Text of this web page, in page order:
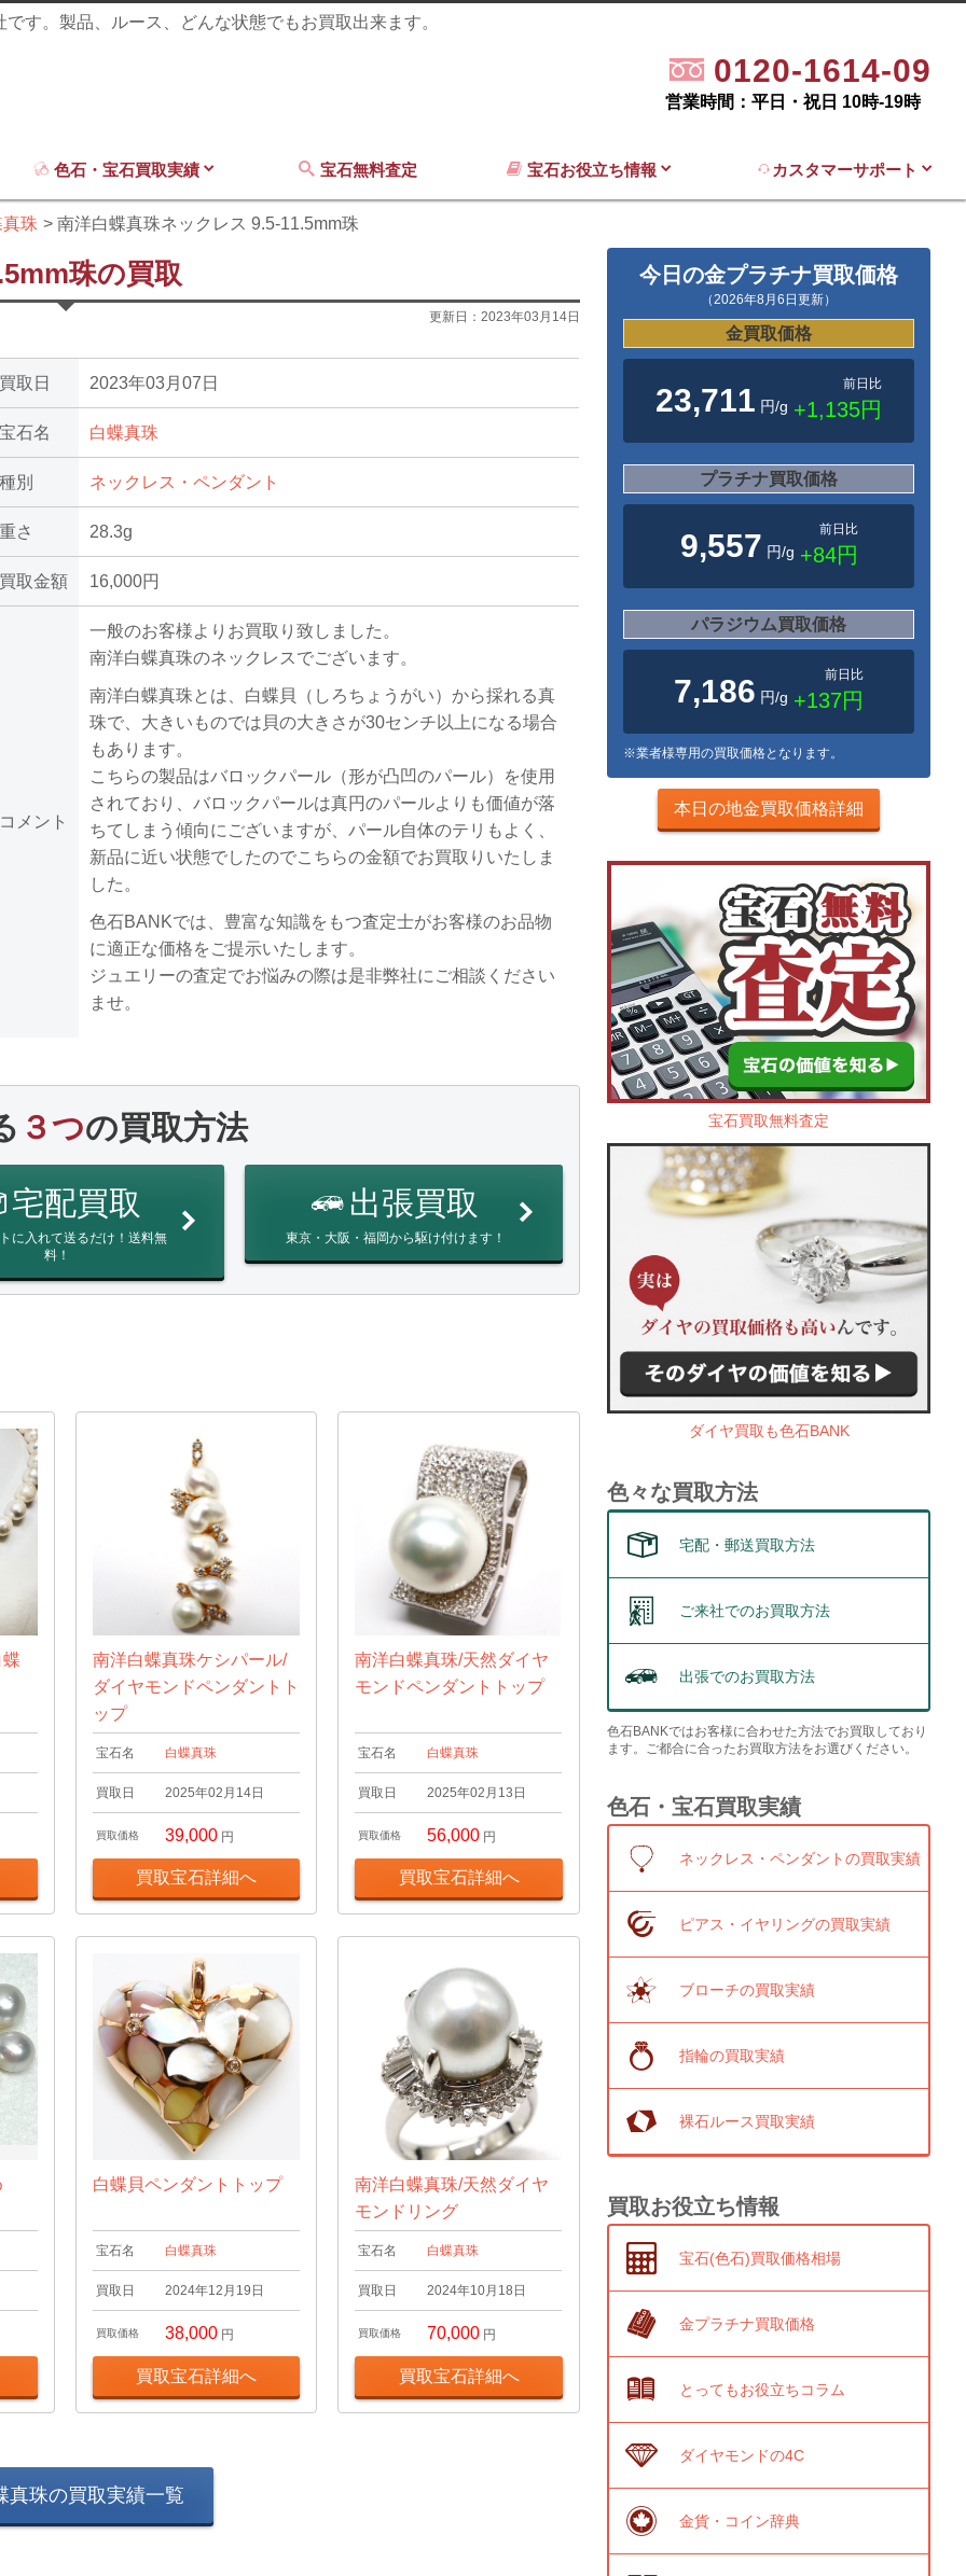
す。製品、ルース、どんな状態でもお買取出来ます。
0120-1614-09
営業時間：平日・祝日 10時-19時
色石・宝石買取実績 宝石無料査定 宝石お役立ち情報 カスタマーサポート
珠 南洋白蝶真珠ネックレス 9.5-11.5mm珠
珠の買取
更新日： 2023年03月14日
買取日 2023年03月07日
宝石名 白蝶真珠
種別 ネックレス・ペンダント
重さ 28.3g
買取金額 16,000円
コメント
一般のお客様よりお買取り致しました。
南洋白蝶真珠のネックレスでございます。
南洋白蝶真珠とは、白蝶貝（しろちょうがい）から採れる真
珠で、大きいものでは貝の大きさが30センチ以上になる場合
もあります。
こちらの製品はバロックパール（形が凸凹のパール）を使用
されており、バロックパールは真円のパールよりも価値が落
ちてしまう傾向にございますが、パール自体のテリもよく、
新品に近い状態でしたのでこちらの金額でお買取りいたしま
した。
色石BANKでは、豊富な知識をもつ査定士がお客様のお品物
に適正な価格をご提示いたします。
ジュエリーの査定でお悩みの際は是非弊社にご相談ください
ませ。
３つの買取方法
宅配買取
に入れて送るだけ！送料無
料！
出張買取
東京・大阪・福岡から駆け付けます！
南洋白蝶真珠ケシパール/
ダイヤモンドペンダントト
ップ
宝石名 白蝶真珠
買取日 2025年02月14日
買取価格 39,000 円
買取宝石詳細へ
南洋白蝶真珠/天然ダイヤ
モンドペンダントトップ
宝石名 白蝶真珠
買取日 2025年02月13日
買取価格 56,000 円
買取宝石詳細へ
白蝶貝ペンダントトップ
宝石名 白蝶真珠
買取日 2024年12月19日
買取価格 38,000 円
買取宝石詳細へ
南洋白蝶真珠/天然ダイヤ
モンドリング
宝石名 白蝶真珠
買取日 2024年10月18日
買取価格 70,000 円
買取宝石詳細へ
真珠の買取実績一覧
今日の金プラチナ買取価格
（2026年8月6日更新）
金買取価格
23,711 円/g
前日比
+1,135円
プラチナ買取価格
9,557 円/g
前日比
+84円
パラジウム買取価格
7,186 円/g
前日比
+137円
※業者様専用の買取価格となります。
本日の地金買取価格詳細
宝石買取無料査定
ダイヤ買取も色石BANK
色々な買取方法
宅配・郵送買取方法
ご来社でのお買取方法
出張でのお買取方法
色石BANKではお客様に合わせた方法でお買取しており
ます。ご都合に合ったお買取方法をお選びください。
色石・宝石買取実績
ネックレス・ペンダントの買取実績
ピアス・イヤリングの買取実績
ブローチの買取実績
指輪の買取実績
裸石ルース買取実績
買取お役立ち情報
宝石(色石)買取価格相場
金プラチナ買取価格
とってもお役立ちコラム
ダイヤモンドの4C
金貨・コイン辞典